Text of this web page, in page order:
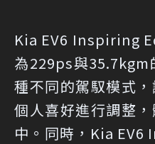
Kia EV6 Inspiring
為229ps與35.7kgm
種不同的駕馭模式
個人喜好進行調整
中。同時，Kia